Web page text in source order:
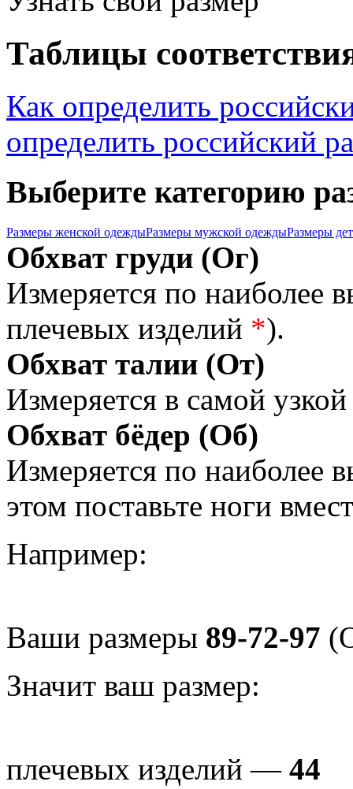
Таблицы
Как определить
определить российский
Выберите категорию
Размеры женской одеждыРазмеры мужской одеждыРазмеры
Обхват груди (Ог)
Измеряется по наиболее
плечевых изделий *).
Обхват талии (От)
Измеряется в самой
Обхват бёдер (Об)
Измеряется по наиболее
этом поставьте ноги
Например:
Ваши размеры 89-72-97
Значит ваш размер:
плечевых изделий — 44